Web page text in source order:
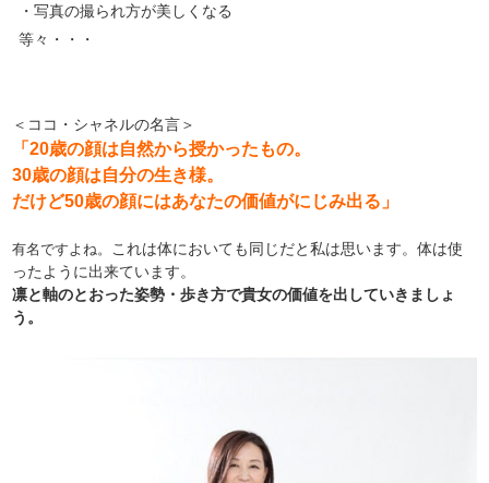
・写真の撮られ方が美しくなる
等々・・・
＜ココ・シャネルの名言＞
「20歳の顔は自然から授かったもの。
30歳の顔は自分の生き様。
だけど50歳の顔にはあなたの価値がにじみ出る」
有名ですよね。
これは体においても同じだと私は思います。体は使
ったように出来ています。
凛と軸のとおった姿勢・歩き方で貴女の価値を出していきましょ
う。